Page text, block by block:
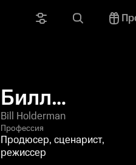
Билл
Холдермэн
Bill Holderman
Профессия
Продюсер, сценарист,
режиссер